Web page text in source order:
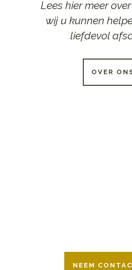
Lees hier meer
wij u kunnen
liefdevol
OVER
NEEM